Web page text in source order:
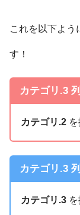
これを以下よう
す！
カテゴリ.3
カテゴリ.2
カテゴリ.3
カテゴリ.3